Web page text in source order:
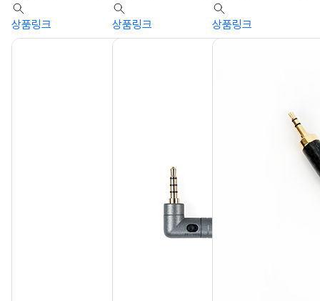
상품링크 상품링크 상품링크